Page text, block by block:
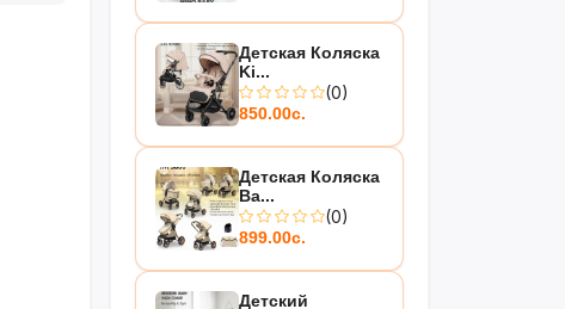
Детская Коляска
Ki...
(0)
850.00с.
Детская Коляска
Ba...
(0)
899.00с.
Детский